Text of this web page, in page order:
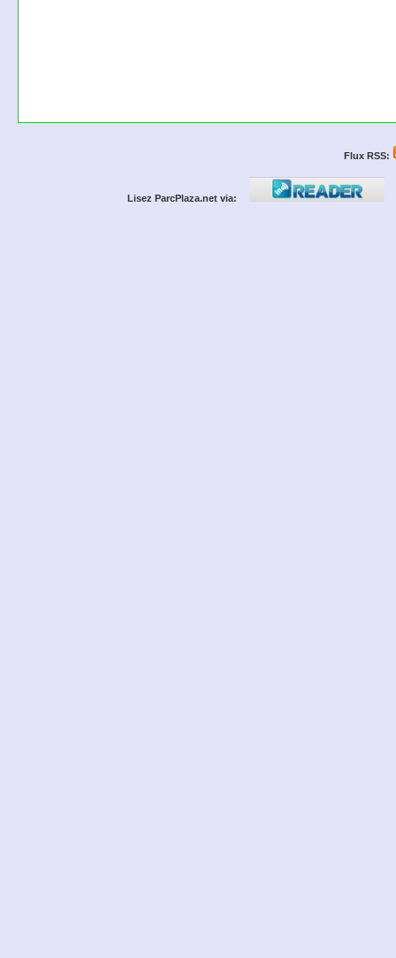
Flux RSS:
Lisez ParcPlaza.net via: